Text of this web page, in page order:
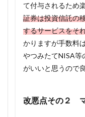
て付与されるため
証券は投資信託の
するサービスをそ
かりますが手数料
やつみたてNISA等
がいいと思うので
改悪点その２